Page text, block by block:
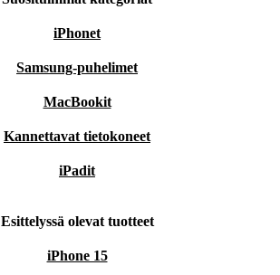
iPhonet
Samsung-puhelimet
MacBookit
Kannettavat tietokoneet
iPadit
Esittelyssä olevat tuotteet
iPhone 15